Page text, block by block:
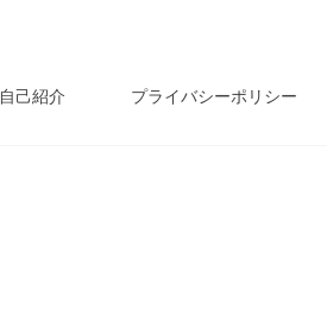
自己紹介 プライバシーポリシー